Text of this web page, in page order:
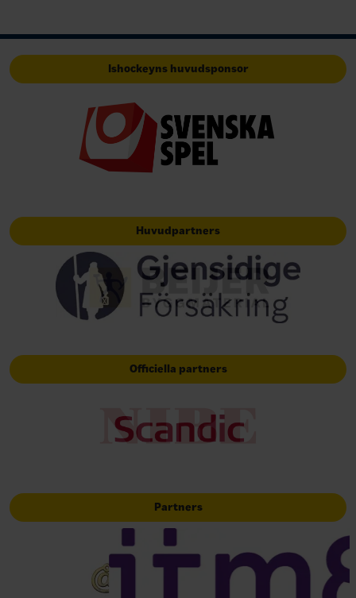
Ishockeyns huvudsponsor
Huvudpartners
Officiella partners
Partners